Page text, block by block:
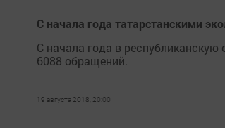
С начала года татарстанскими
С начала года в
6088 обращений.
19 августа 2018, 20:00